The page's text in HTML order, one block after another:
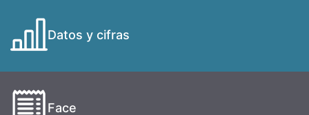
Datos y cifras
Face